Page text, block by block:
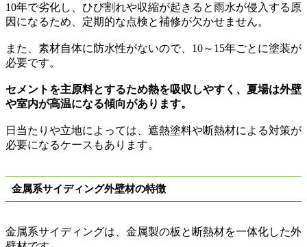
10年で劣化し、ひび割れや収縮が起きると雨水が侵入する原
因になるため、定期的な点検と補修が欠かせません。
また、素材自体に防水性がないので、 10～ 15年ごとに塗装が
必要です。
セメントを主原料とするため熱を吸収しやすく、夏場は外壁
や室内が高温になる傾向があります。
日当たりや立地によっては、遮熱塗料や断熱材による対策が
必要になるケースもあります。
金属系サイディング外壁材の特徴
金属系サイディングは、金属製の板と断熱材を一体化した外